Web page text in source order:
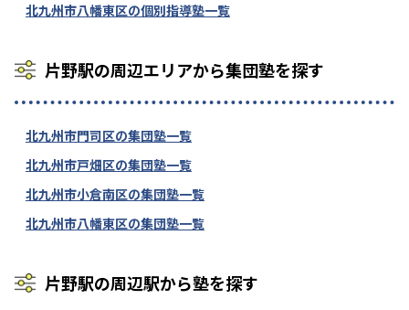
北九州市八幡東区の個別指導塾一覧
片野駅の周辺エリアから集団塾を探す
北九州市門司区の集団塾一覧
北九州市戸畑区の集団塾一覧
北九州市小倉南区の集団塾一覧
北九州市八幡東区の集団塾一覧
片野駅の周辺駅から塾を探す